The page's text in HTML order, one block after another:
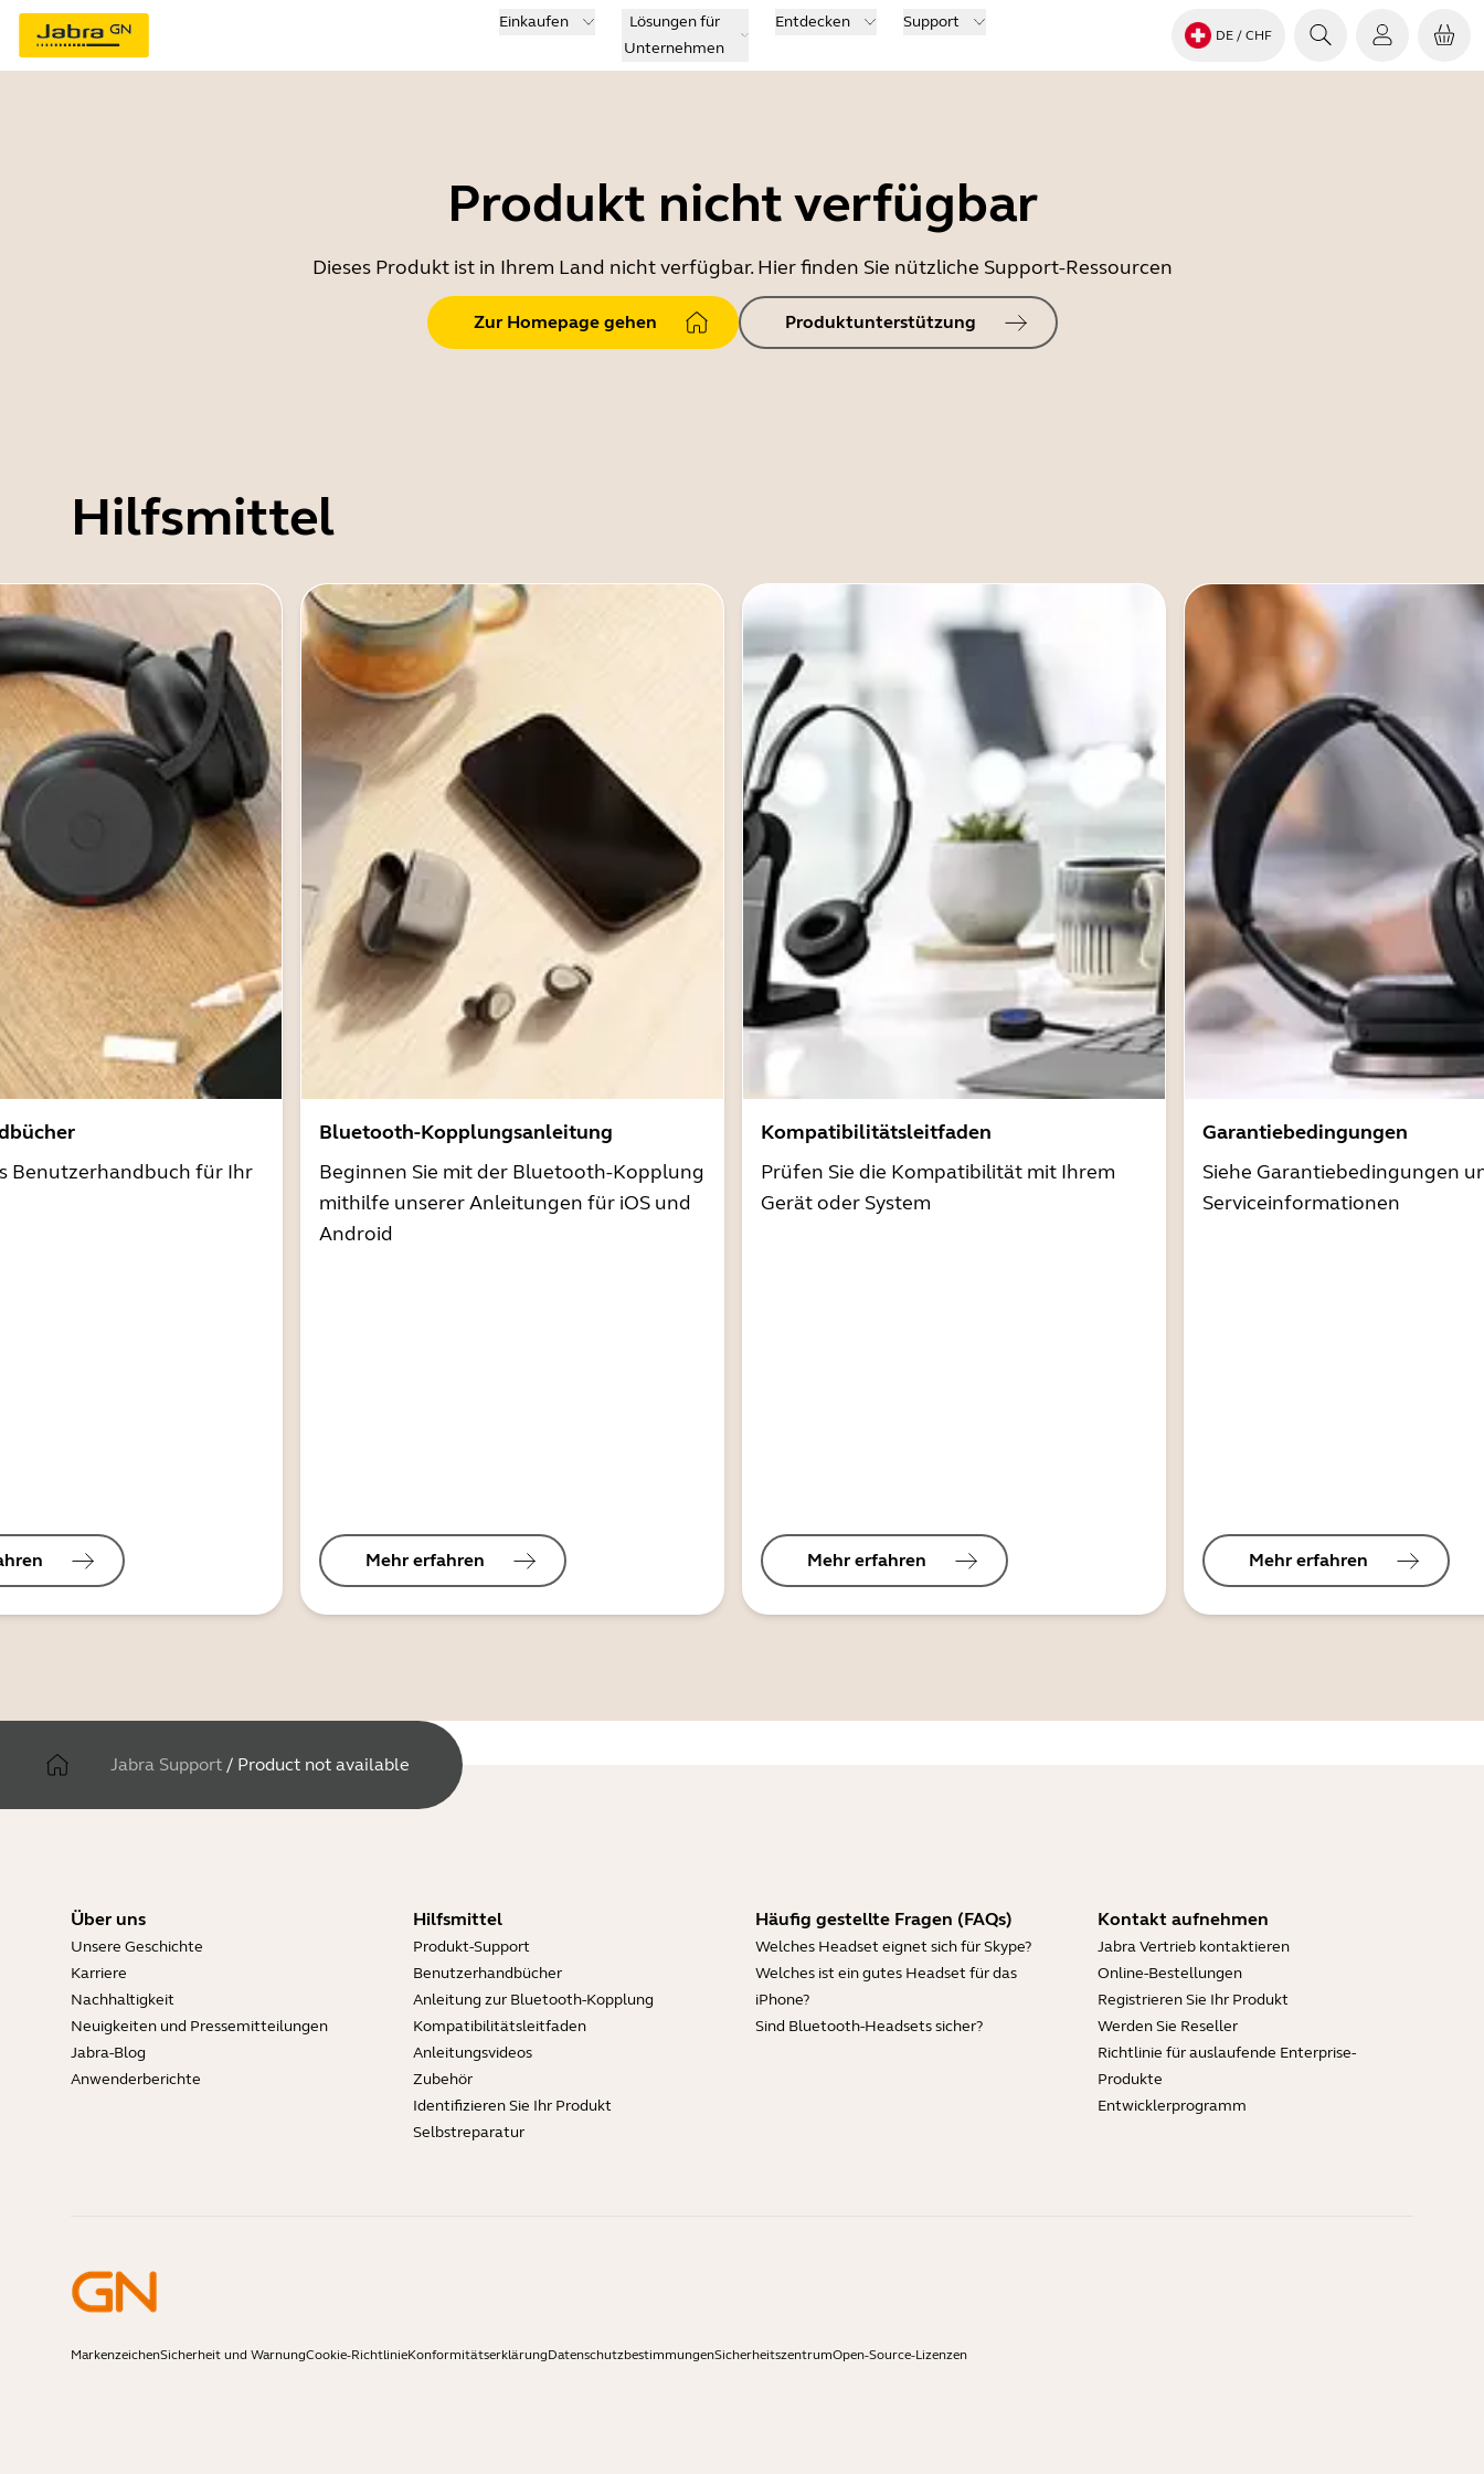
Einkaufen
Lösungen für
Unternehmen
Entdecken Support
DE / CHF
Produkt nicht verfügbar
Dieses Produkt ist in Ihrem Land nicht verfügbar. Hier finden Sie nützliche Support-Ressourcen
Zur Homepage gehen Produktunterstützung
Hilfsmittel
Benutzerhandbuch für Ihr
Bluetooth-Kopplungsanleitung
Beginnen Sie mit der Bluetooth-Kopplung
mithilfe unserer Anleitungen für iOS und
Android
Mehr erfahren
Kompatibilitätsleitfaden
Prüfen Sie die Kompatibilität mit Ihrem
Gerät oder System
Mehr erfahren
Garantiebedingungen
Siehe Garantiebedingungen
Serviceinformationen
Mehr erfahren
Jabra Support / Product not available
Über uns
Unsere Geschichte
Karriere
Nachhaltigkeit
Neuigkeiten und Pressemitteilungen
Jabra-Blog
Anwenderberichte
Hilfsmittel
Produkt-Support
Benutzerhandbücher
Anleitung zur Bluetooth-Kopplung
Kompatibilitätsleitfaden
Anleitungsvideos
Zubehör
Identifizieren Sie Ihr Produkt
Selbstreparatur
Häufig gestellte Fragen (FAQs)
Welches Headset eignet sich für Skype?
Welches ist ein gutes Headset für das
iPhone?
Sind Bluetooth-Headsets sicher?
Kontakt aufnehmen
Jabra Vertrieb kontaktieren
Online-Bestellungen
Registrieren Sie Ihr Produkt
Werden Sie Reseller
Richtlinie für auslaufende Enterprise-
Produkte
Entwicklerprogramm
MarkenzeichenSicherheit und WarnungCookie-RichtlinieKonformitätserklärungDatenschutzbestimmungenSicherheitszentrumOpen-Source-Lizenzen